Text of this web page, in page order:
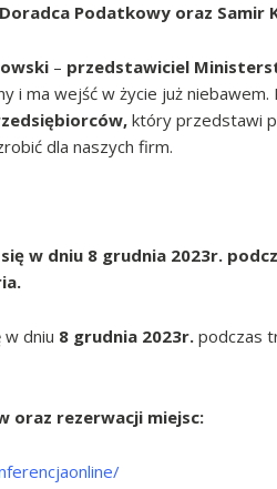
Doradca Podatkowy oraz Samir
– przedstawiciel
i ma wejść w życie już
który przedstawi
dla naszych firm.
w dniu 8 grudnia 2023r.
dniu 8 grudnia 2023r. podczas
oraz rezerwacji miejsc: